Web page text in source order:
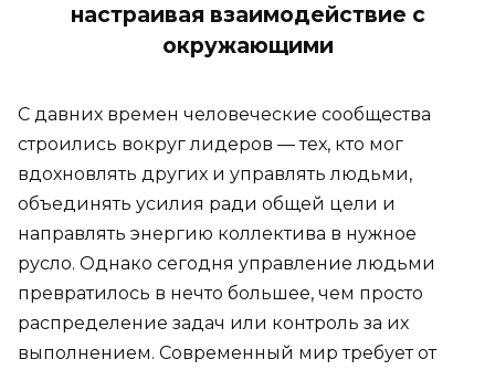
настраивая взаимодействие с
окружающими
С давних времен человеческие сообщества
строились вокруг лидеров — тех, кто мог
вдохновлять других и управлять людьми,
объединять усилия ради общей цели и
направлять энергию коллектива в нужное
русло. Однако сегодня управление людьми
превратилось в нечто большее, чем просто
распределение задач или контроль за их
выполнением. Современный мир требует от